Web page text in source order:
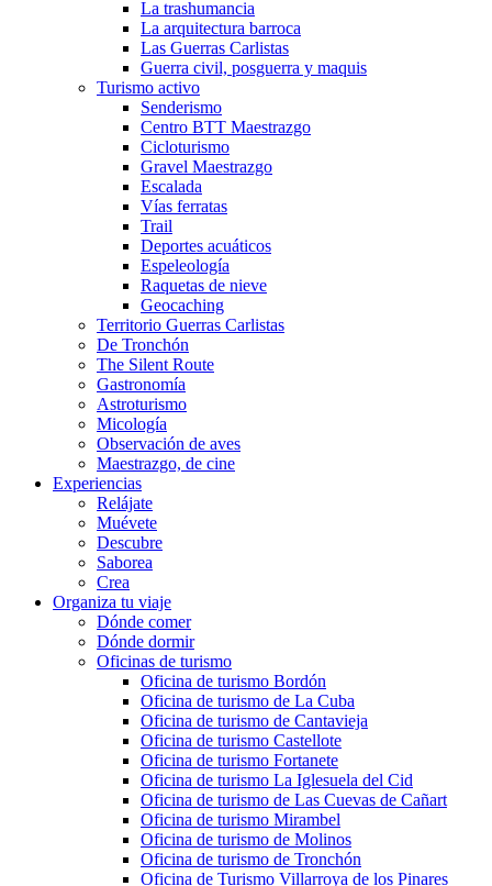
La trashumancia
La arquitectura barroca
Las Guerras Carlistas
Guerra civil, posguerra y maquis
Turismo activo
Senderismo
Centro BTT Maestrazgo
Cicloturismo
Gravel Maestrazgo
Escalada
Vías ferratas
Trail
Deportes acuáticos
Espeleología
Raquetas de nieve
Geocaching
Territorio Guerras Carlistas
De Tronchón
The Silent Route
Gastronomía
Astroturismo
Micología
Observación de aves
Maestrazgo, de cine
Experiencias
Relájate
Muévete
Descubre
Saborea
Crea
Organiza tu viaje
Dónde comer
Dónde dormir
Oficinas de turismo
Oficina de turismo Bordón
Oficina de turismo de La Cuba
Oficina de turismo de Cantavieja
Oficina de turismo Castellote
Oficina de turismo Fortanete
Oficina de turismo La Iglesuela del Cid
Oficina de turismo de Las Cuevas de Cañart
Oficina de turismo Mirambel
Oficina de turismo de Molinos
Oficina de turismo de Tronchón
Oficina de Turismo Villarroya de los Pinares